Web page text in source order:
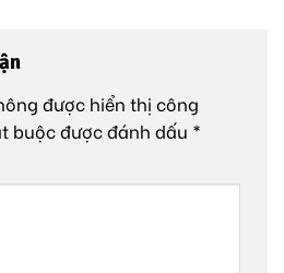
được hiển thị công
buộc được đánh dấu *